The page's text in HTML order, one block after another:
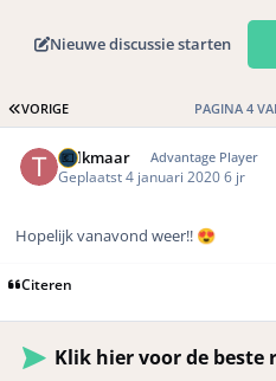
Nieuwe discussie starten
EERSTE PAGINA
VORIGE PAGINA 4
TAlkmaar Advantage Player
Geplaatst4 januari 20206 jr
Hopelijk vanavond weer!! 😍
Citeren
Klik hier voor de beste